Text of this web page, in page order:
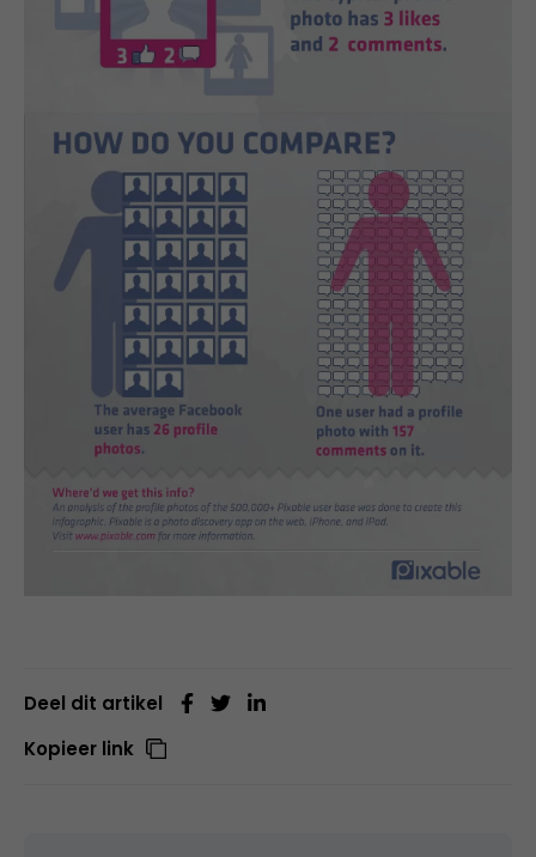
Deel dit artikel
Kopieer link